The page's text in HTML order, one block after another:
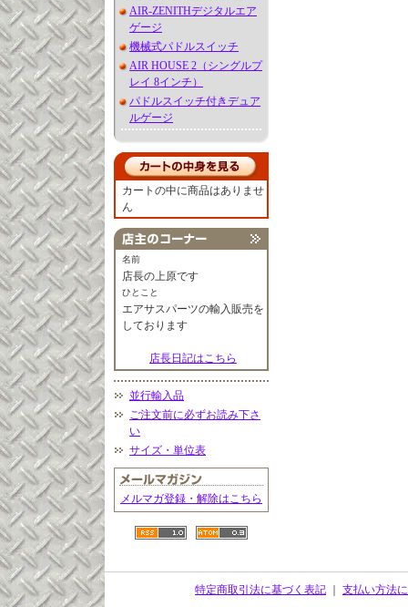
AIR-ZENITHデジタルエア
ゲージ
機械式パドルスイッチ
AIR HOUSE 2（シングルプ
レイ 8インチ）
パドルスイッチ付きデュア
ルゲージ
カートの中に商品はありませ
ん
名前
店長の上原です
ひとこと
エアサスパーツの輸入販売を
しております
店長日記はこちら
並行輸入品
ご注文前に必ずお読み下さ
い
サイズ・単位表
メルマガ登録・解除はこちら
特定商取引法に基づく表記 支払い方法